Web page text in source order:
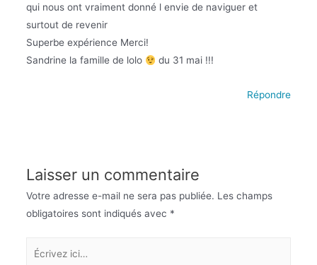
qui nous ont vraiment donné l envie de naviguer et
surtout de revenir
Superbe expérience Merci!
Sandrine la famille de lolo
du 31 mai !!!
Répondre
Laisser un commentaire
Votre adresse e-mail ne sera pas publiée. Les champs
obligatoires sont indiqués avec *